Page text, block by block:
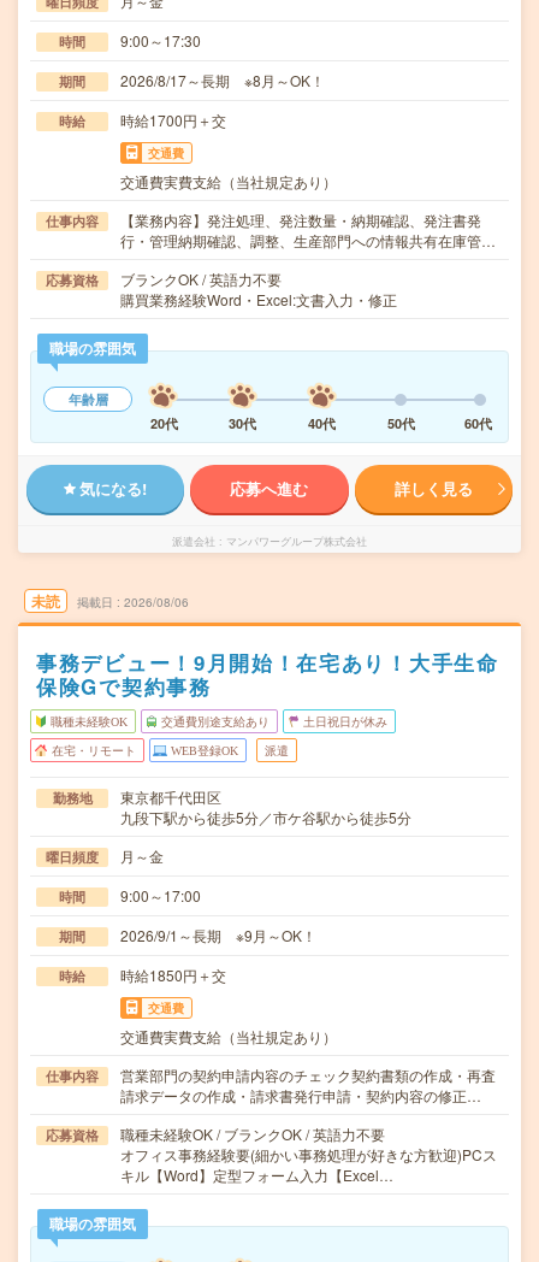
時間 9:00～17:30
期間 2026/8/17～長期 ※8月～OK！
時給 時給1700円＋交
交通費
交通費実費支給（当社規定あり）
仕事内容
【業務内容】発注処理、発注数量・納期確認、発注書発
行・管理納期確認、調整、生産部門への情報共有在庫管…
応募資格
ブランクOK / 英語力不要
購買業務経験Word・Excel:文書入力・修正
職場の雰囲気
年齢層
20代
30代 40代 50代 60代
気になる! 応募へ進む 詳しく見る
派遣会社 マンパワーグループ株式会社
未読 掲載日 2026/08/06
事務デビュー！9月開始！在宅あり！大手生命
保険Gで契約事務
職種未経験OK 交通費別途支給あり 土日祝日が休み
在宅・リモート WEB登録OK 派遣
勤務地
東京都千代田区
九段下駅から徒歩5分／市ケ谷駅から徒歩5分
曜日頻度 月～金
時間 9:00～17:00
期間 2026/9/1～長期 ※9月～OK！
時給 時給1850円＋交
交通費
交通費実費支給（当社規定あり）
仕事内容
営業部門の契約申請内容のチェック契約書類の作成・再査
請求データの作成・請求書発行申請・契約内容の修正…
応募資格
職種未経験OK / ブランクOK / 英語力不要
オフィス事務経験要(細かい事務処理が好きな方歓迎)PCス
キル【Word】定型フォーム入力【Excel…
職場の雰囲気